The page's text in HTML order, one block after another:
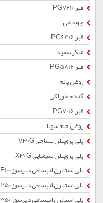
قیر PG7610
جو دامی
قیر PG6416
شکر سفید
قیر PG5816
روغن پالم
گندم خوراکی
قیر PG7016
روغن خام سویا
پلی پروپیلن نساجی V30G
پلی پروپیلن شیمیایی X30G
پلی استایرن انبساطی دیرسوز SE100
پلی استایرن انبساطی دیرسوز SE250
پلی استایرن انبساطی دیرسوز SE350